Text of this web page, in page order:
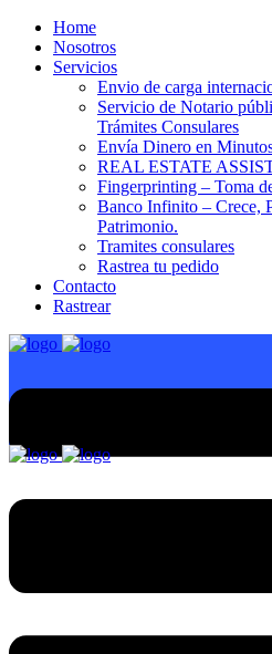
Home
Nosotros
Servicios
Envio de carga
Servicio de Notario
Trámites Consulares
Envía Dinero en
REAL ESTATE
Fingerprinting – Toma
Banco Infinito – Crece,
Patrimonio.
Tramites consulares
Rastrea tu pedido
Contacto
Rastrear